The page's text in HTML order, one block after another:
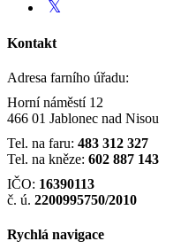
Kontakt
Adresa farního úřadu:
Horní náměstí 12
466 01 Jablonec nad Nisou
Tel. na faru: 483 312 327
Tel. na kněze: 602 887 143
IČO: 16390113
č. ú. 2200995750/2010
Rychlá navigace